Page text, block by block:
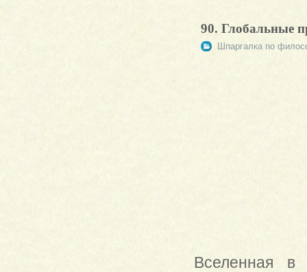
90. Глобальные
Шпаргалка по
Вселенная